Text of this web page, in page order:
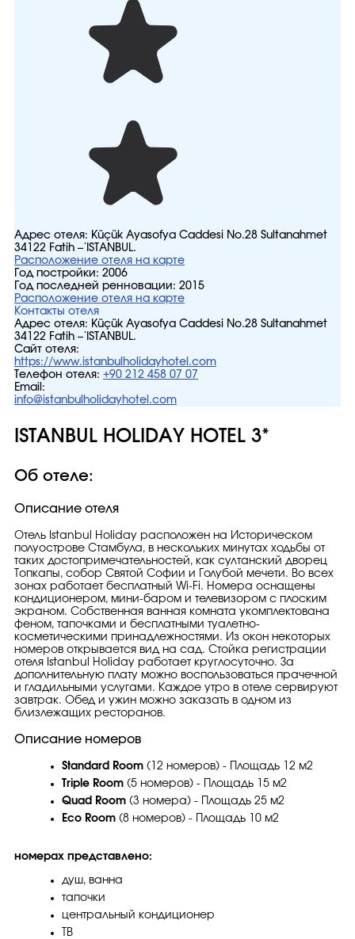
Адрес отеля: Küçük Ayasofya Caddesi No.28 Sultanahmet
34122 Fatih – İSTANBUL.
Расположение отеля на карте
Год постройки: 2006
Год последней ренновации: 2015
Расположение отеля на карте
Контакты отеля
Адрес отеля: Küçük Ayasofya Caddesi No.28 Sultanahmet
34122 Fatih – İSTANBUL.
Сайт отеля:
https://www.istanbulholidayhotel.com
Телефон отеля: +90 212 458 07 07
Email:
info@istanbulholidayhotel.com
ISTANBUL HOLIDAY HOTEL 3*
Об отеле:
Описание отеля
Отель Istanbul Holiday расположен на Историческом
полуострове Стамбула, в нескольких минутах ходьбы от
таких достопримечательностей, как султанский дворец
Топкапы, собор Святой Софии и Голубой мечети. Во всех
зонах работает бесплатный Wi-Fi. Номера оснащены
кондиционером, мини-баром и телевизором с плоским
экраном. Собственная ванная комната укомплектована
феном, тапочками и бесплатными туалетно-
косметическими принадлежностями. Из окон некоторых
номеров открывается вид на сад. Стойка регистрации
отеля Istanbul Holiday работает круглосуточно. За
дополнительную плату можно воспользоваться прачечной
и гладильными услугами. Каждое утро в отеле сервируют
завтрак. Обед и ужин можно заказать в одном из
близлежащих ресторанов.
Описание номеров
Standard Room (12 номеров) - Площадь 12 м2
Triple Room (5 номеров) - Площадь 15 м2
Quad Room (3 номера) - Площадь 25 м2
Eco Room (8 номеров) - Площадь 10 м2
номерах представлено:
душ, ванна
тапочки
центральный кондиционер
ТВ